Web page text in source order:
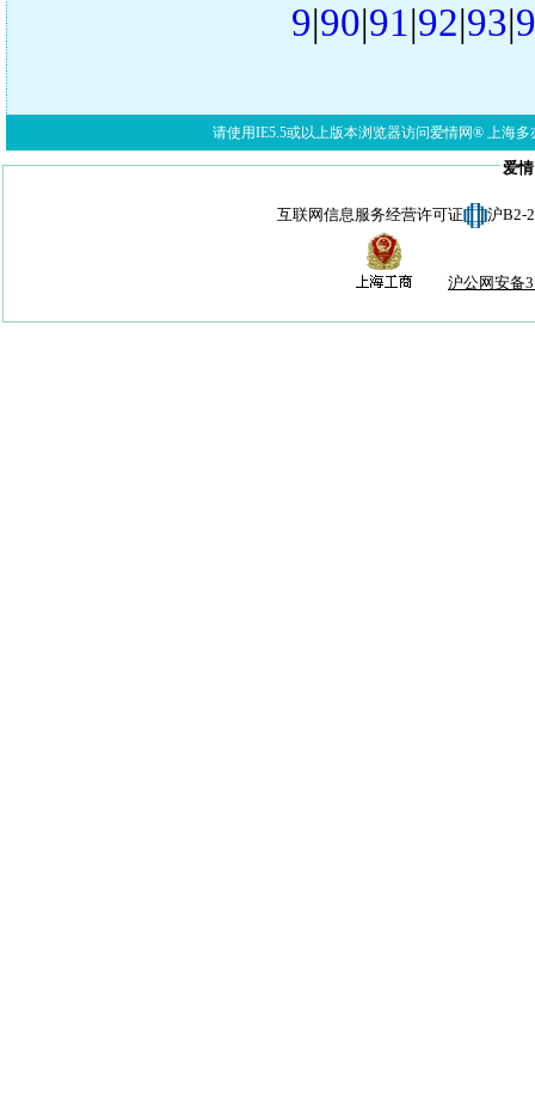
9|90|91|92|93|
请使用IE5.5或以上版本浏览器访问爱情网® 上海多
爱
互联网信息服务经营许可证 沪B2-
沪公网安备